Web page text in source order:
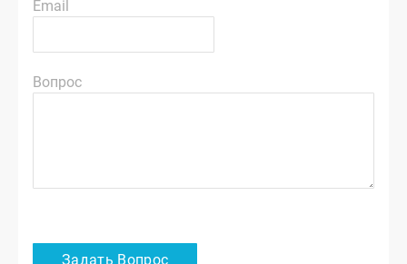
Email
Вопрос